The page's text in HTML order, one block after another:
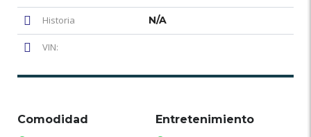
Historia N/A
VIN:
Comodidad
Entretenimiento